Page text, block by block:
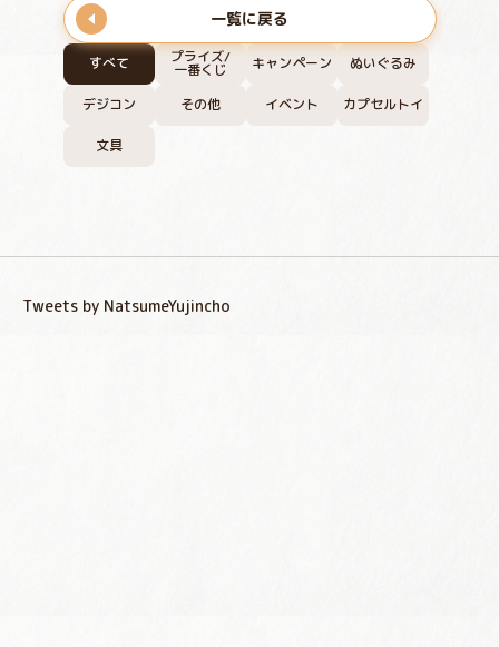
すべて プライズ/
一番くじ キャンペーン ぬいぐるみ
デジコン その他 イベント カプセルトイ
文具
一覧に戻る
Tweets by NatsumeYujincho